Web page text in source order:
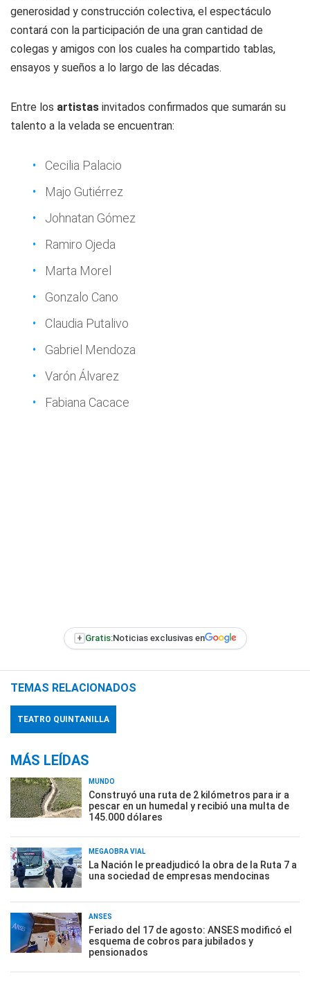
generosidad y construcción colectiva, el espectáculo
contará con la participación de una gran cantidad de
colegas y amigos con los cuales ha compartido tablas,
ensayos y sueños a lo largo de las décadas.
Entre los artistas invitados confirmados que sumarán su
talento a la velada se encuentran:
Cecilia Palacio
Majo Gutiérrez
Johnatan Gómez
Ramiro Ojeda
Marta Morel
Gonzalo Cano
Claudia Putalivo
Gabriel Mendoza
Varón Álvarez
Fabiana Cacace
+ Gratis:Noticias exclusivas en
TEMAS RELACIONADOS
TEATRO QUINTANILLA
MÁS LEÍDAS
MUNDO
Construyó una ruta de 2 kilómetros para ir a
pescar en un humedal y recibió una multa de
145.000 dólares
MEGAOBRA VIAL
La Nación le preadjudicó la obra de la Ruta 7 a
una sociedad de empresas mendocinas
ANSES
Feriado del 17 de agosto: ANSES modificó el
esquema de cobros para jubilados y
pensionados